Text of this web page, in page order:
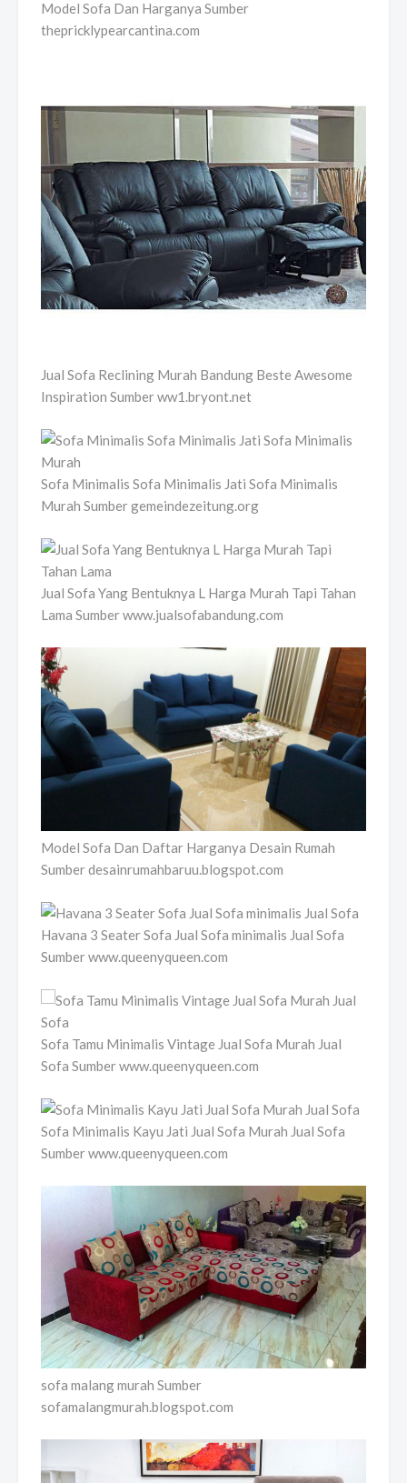
Model Sofa Dan Harganya Sumber
thepricklypearcantina.com
Jual Sofa Reclining Murah Bandung Beste Awesome
Inspiration Sumber ww1.bryont.net
Sofa Minimalis Sofa Minimalis Jati Sofa Minimalis
Murah Sumber gemeindezeitung.org
Jual Sofa Yang Bentuknya L Harga Murah Tapi Tahan
Lama Sumber www.jualsofabandung.com
Model Sofa Dan Daftar Harganya Desain Rumah
Sumber desainrumahbaruu.blogspot.com
Havana 3 Seater Sofa Jual Sofa minimalis Jual Sofa
Sumber www.queenyqueen.com
Sofa Tamu Minimalis Vintage Jual Sofa Murah Jual
Sofa Sumber www.queenyqueen.com
Sofa Minimalis Kayu Jati Jual Sofa Murah Jual Sofa
Sumber www.queenyqueen.com
sofa malang murah Sumber
sofamalangmurah.blogspot.com